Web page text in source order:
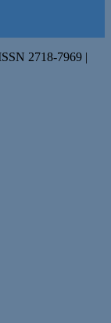
2718-7969 |